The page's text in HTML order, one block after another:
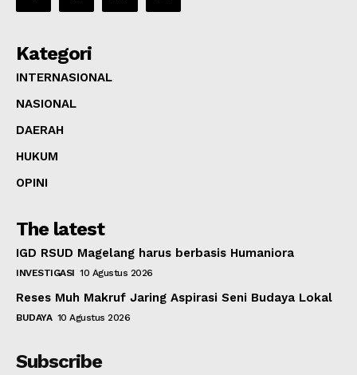
Kategori
INTERNASIONAL
NASIONAL
DAERAH
HUKUM
OPINI
The latest
IGD RSUD Magelang harus berbasis Humaniora
INVESTIGASI 10 Agustus 2026
Reses Muh Makruf Jaring Aspirasi Seni Budaya Lokal
BUDAYA 10 Agustus 2026
Subscribe